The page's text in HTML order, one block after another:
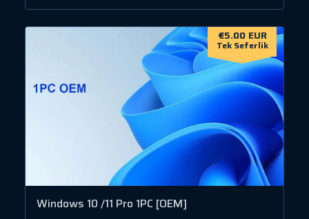
€5.00 EUR
Tek Seferlik
Windows 10 /11 Pro 1PC [OEM]